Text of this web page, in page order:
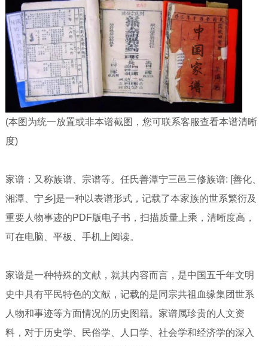
(本图为统一放置或非本谱截图，您可联系客服查看本谱清晰
度)
家谱：又称族谱、宗谱等。任氏善潭宁三邑三修族谱: [善化、
湘潭、宁乡]是一种以表谱形式，记载了本家族的世系繁衍及
重要人物事迹的PDF版电子书，扫描质量上乘，清晰度高，
可在电脑、平板、手机上阅读。
家谱是一种特殊的文献，就其内容而言，是中国五千年文明
史中具有平民特色的文献，记载的是同宗共祖血缘集团世系
人物和事迹等方面情况的历史图籍。家谱属珍贵的人文资
料，对于历史学、民俗学、人口学、社会学和经济学的深入